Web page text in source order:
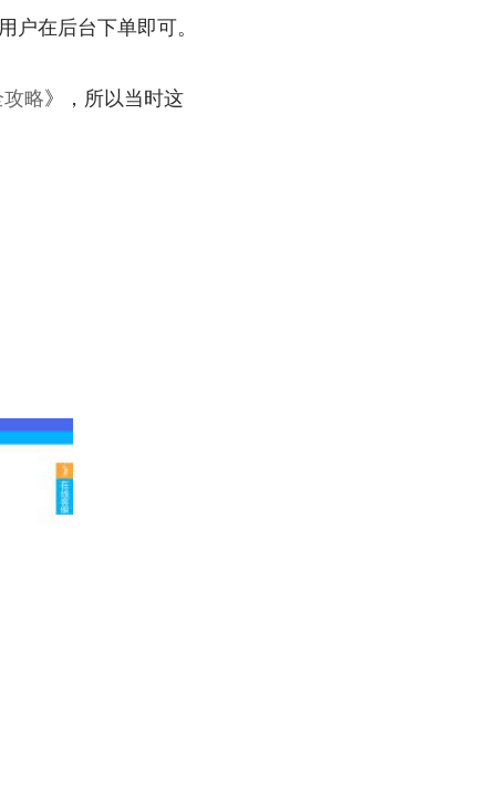
户在后台下单即可。
略》，所以当时这